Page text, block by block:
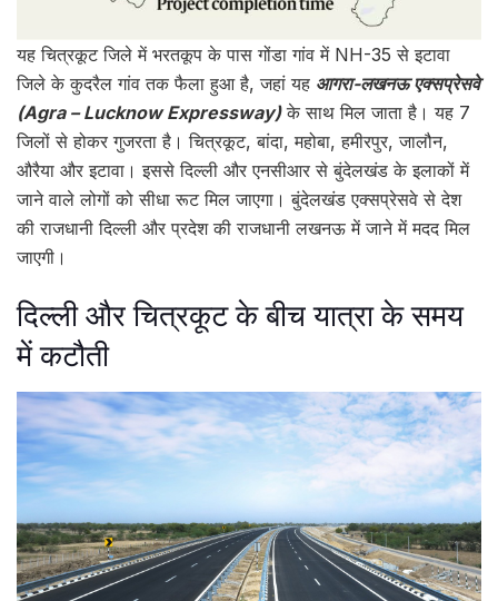
यह चित्रकूट जिले में भरतकूप के पास गोंडा गांव में NH-35 से इटावा
जिले के कुदरैल गांव तक फैला हुआ है, जहां यह आगरा-लखनऊ एक्सप्रेसवे
(Agra – Lucknow Expressway)के साथ मिल जाता है। यह 7
जिलों से होकर गुजरता है। चित्रकूट, बांदा, महोबा, हमीरपुर, जालौन,
औरैया और इटावा। इससे दिल्ली और एनसीआर से बुंदेलखंड के इलाकों में
जाने वाले लोगों को सीधा रूट मिल जाएगा। बुंदेलखंड एक्सप्रेसवे से देश
की राजधानी दिल्ली और प्रदेश की राजधानी लखनऊ में जाने में मदद मिल
जाएगी।
दिल्ली और चित्रकूट के बीच यात्रा के समय
में कटौती